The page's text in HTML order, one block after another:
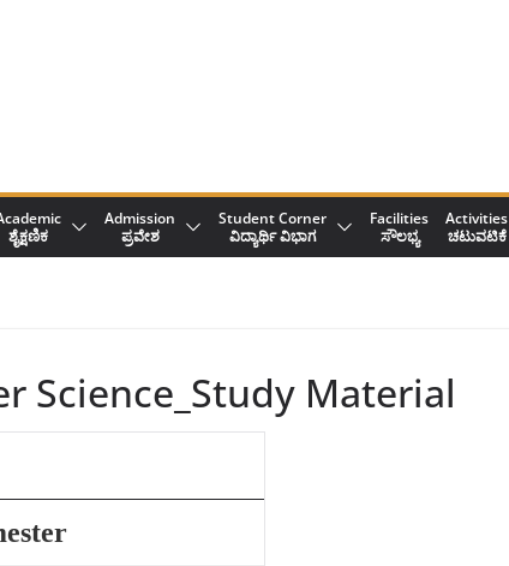
ಶೈಕ್ಷಣಿಕ
Admission
ಪ್ರವೇಶ
Student Corner
ವಿದ್ಯಾರ್ಥಿ ವಿಭಾಗ
Facilities
ಸೌಲಭ್ಯ
Activities
ಚಟುವಟಿಕೆ
Science_Study Material